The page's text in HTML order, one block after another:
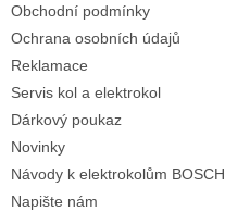
Obchodní podmínky
Ochrana osobních údajů
Reklamace
Servis kol a elektrokol
Dárkový poukaz
Novinky
Návody k elektrokolům BOSCH
Napište nám